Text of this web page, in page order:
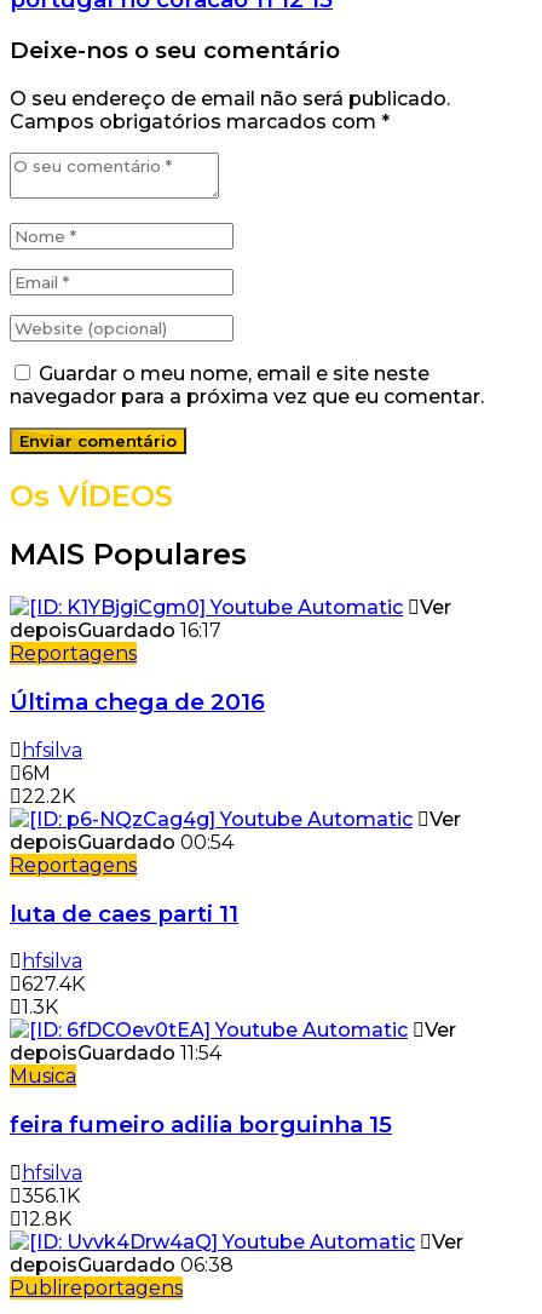
Deixe-nos o seu comentário
O seu endereço de email não será publicado.
Campos obrigatórios marcados com *
Guardar o meu nome, email e site neste
navegador para a próxima vez que eu comentar.
Os VÍDEOS
MAIS Populares
Ver
depoisGuardado 16:17
Reportagens
Última chega de 2016
hfsilva
6M
22.2K
Ver
depoisGuardado 00:54
Reportagens
luta de caes parti 11
hfsilva
627.4K
1.3K
Ver
depoisGuardado 11:54
Musica
feira fumeiro adilia borguinha 15
hfsilva
356.1K
12.8K
Ver
depoisGuardado 06:38
Publireportagens